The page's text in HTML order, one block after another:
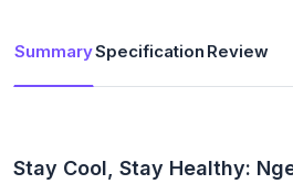
SummarySpecification Review
Stay Cool, Stay Healthy: